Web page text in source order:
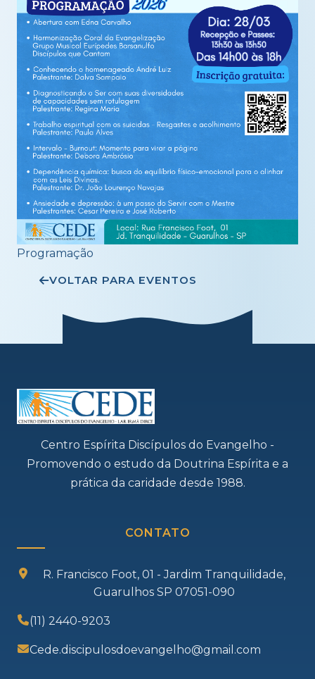
Programação
VOLTAR PARA EVENTOS
Centro Espírita Discípulos do Evangelho -
Promovendo o estudo da Doutrina Espírita e a
prática da caridade desde 1988.
CONTATO
R. Francisco Foot, 01 - Jardim Tranquilidade,
Guarulhos SP 07051-090
(11) 2440-9203
Cede.discipulosdoevangelho@gmail.com